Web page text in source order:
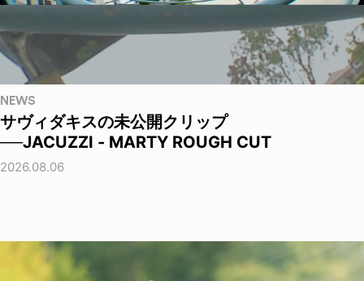
NEWS
サヴィダキスの未公開クリップ
──JACUZZI - MARTY ROUGH CUT
2026.08.06